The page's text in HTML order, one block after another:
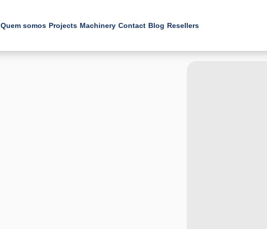
Quem somos Projects Machinery Contact Blog Resellers